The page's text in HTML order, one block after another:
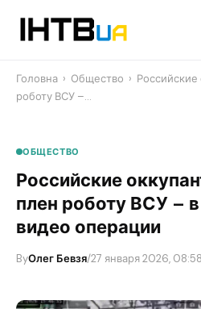
Головна › Общество › Российские
роботу ВСУ –…
ОБЩЕСТВО
Российские
плен роботу ВСУ –
видео операции
ByОлег Бевзя/27 января 2026, 08:58